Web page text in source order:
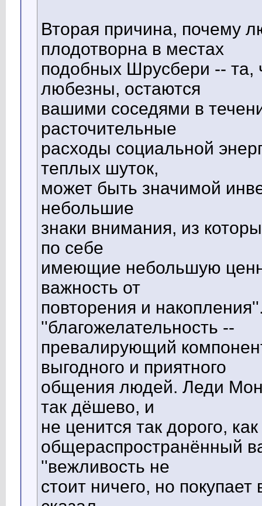
Вторая причина, почему
плодотворна в местах
подобных Шрусбери --
любезны, остаются
вашими соседями в
расточительные
расходы социальной
теплых шуток,
может быть значимой
небольшие
знаки внимания, из
по себе
имеющие небольшую
важность от
повторения и
''благожелательность --
превалирующий
выгодного и приятного
общения людей. Леди
так дёшево, и
не ценится так дорого,
общераспространённый
''вежливость не
стоит ничего, но